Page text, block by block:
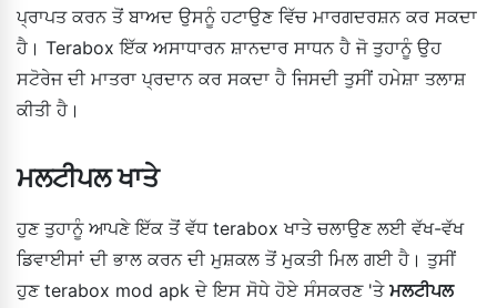
ਪ੍ਰਾਪਤ ਕਰਨ ਤੋਂ ਬਾਅਦ ਉਸਨੂੰ ਹਟਾਉਣ ਵਿੱਚ ਮਾਰਗਦਰਸ਼ਨ ਕਰ ਸਕਦਾ
ਹੈ। Terabox ਇੱਕ ਅਸਾਧਾਰਨ ਸ਼ਾਨਦਾਰ ਸਾਧਨ ਹੈ ਜੋ ਤੁਹਾਨੂੰ ਉਹ
ਸਟੋਰੇਜ ਦੀ ਮਾਤਰਾ ਪ੍ਰਦਾਨ ਕਰ ਸਕਦਾ ਹੈ ਜਿਸਦੀ ਤੁਸੀਂ ਹਮੇਸ਼ਾ ਤਲਾਸ਼
ਕੀਤੀ ਹੈ।
ਮਲਟੀਪਲ ਖਾਤੇ
ਹੁਣ ਤੁਹਾਨੂੰ ਆਪਣੇ ਇੱਕ ਤੋਂ ਵੱਧ terabox ਖਾਤੇ ਚਲਾਉਣ ਲਈ ਵੱਖ-ਵੱਖ
ਡਿਵਾਈਸਾਂ ਦੀ ਭਾਲ ਕਰਨ ਦੀ ਮੁਸ਼ਕਲ ਤੋਂ ਮੁਕਤੀ ਮਿਲ ਗਈ ਹੈ। ਤੁਸੀਂ
ਹੁਣ terabox mod apk ਦੇ ਇਸ ਸੋਧੇ ਹੋਏ ਸੰਸਕਰਣ 'ਤੇ ਮਲਟੀਪਲ